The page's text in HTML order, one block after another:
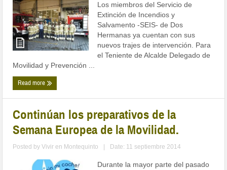
Los miembros del Servicio de
Extinción de Incendios y
Salvamento -SEIS- de Dos
Hermanas ya cuentan con sus
nuevos trajes de intervención. Para
el Teniente de Alcalde Delegado de
Movilidad y Prevención ...
Read more
Continúan los preparativos de la
Semana Europea de la Movilidad.
Posted byVivir en Montequinto Date: 11 septiembre 2014
Durante la mayor parte del pasado